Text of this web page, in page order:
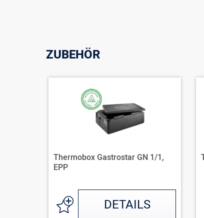
ZUBEHÖR
Thermobox Gastrostar GN 1/1,
EPP
DETAILS